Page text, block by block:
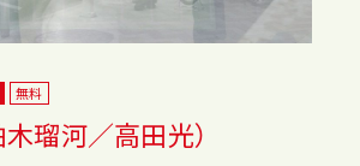
無料
木瑠河／高田光）